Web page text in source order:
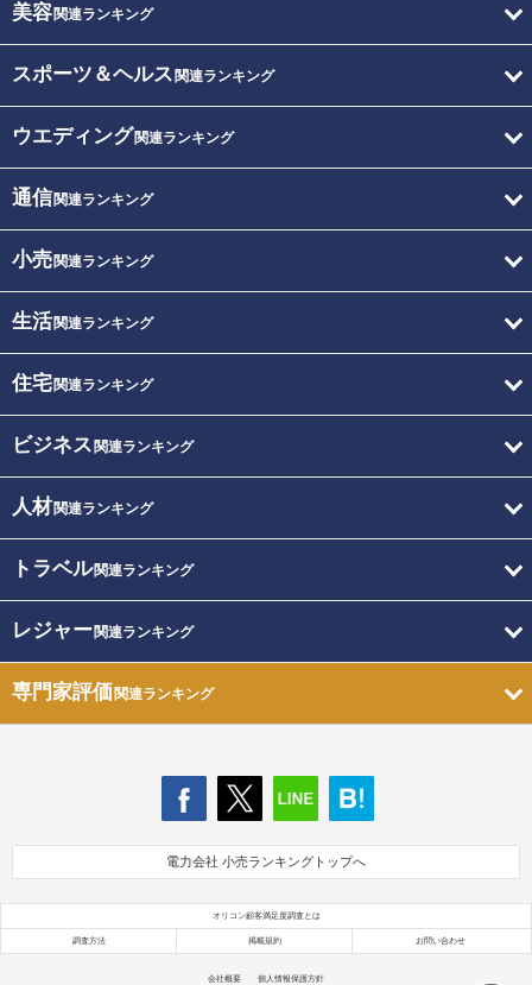
美容関連ランキング
スポーツ＆ヘルス 関連ランキング
ウエディング関連ランキング
通信関連ランキング
小売関連ランキング
生活関連ランキング
住宅関連ランキング
ビジネス 関連ランキング
人材関連ランキング
トラベル関連ランキング
レジャー関連ランキング
専門家評価関連ランキング
電力会社 小売ランキングトップへ
オリコン顧客満足度調査とは
調査方法 掲載規約 お問い合わせ
会社概要 個人情報保護方針